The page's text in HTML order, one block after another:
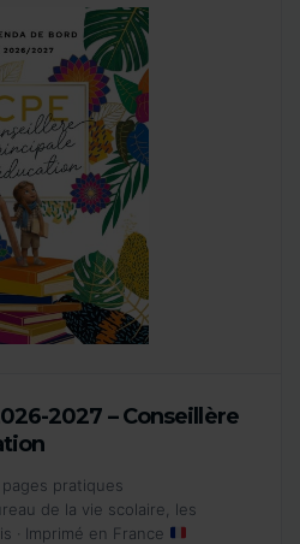
2027 – Conseillère
pages pratiques
de la vie scolaire, les
· Imprimé en France